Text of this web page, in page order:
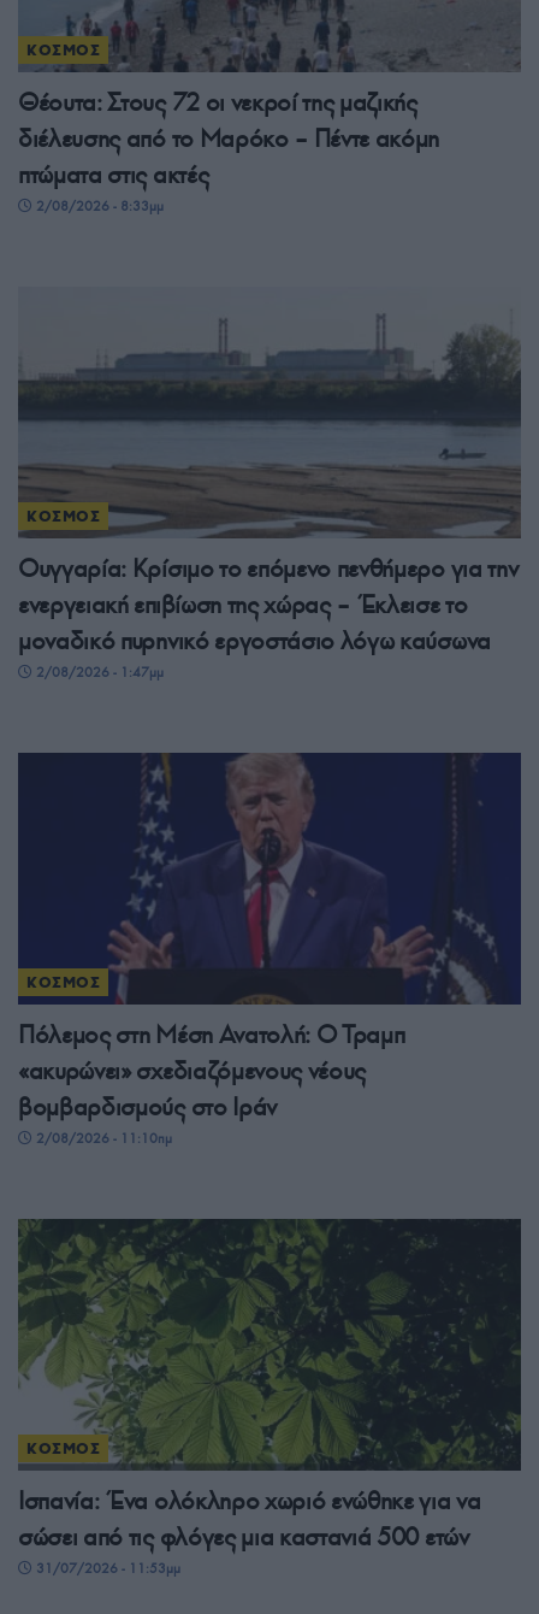
ΚΟΣΜΟΣ
Θέουτα: Στους 72 οι νεκροί της μαζικής
διέλευσης από το Μαρόκο – Πέντε ακόμη
πτώματα στις ακτές
2/08/2026 - 8:33μμ
ΚΟΣΜΟΣ
Ουγγαρία: Κρίσιμο το επόμενο πενθήμερο για την
ενεργειακή επιβίωση της χώρας – Έκλεισε το
μοναδικό πυρηνικό εργοστάσιο λόγω καύσωνα
2/08/2026 - 1:47μμ
ΚΟΣΜΟΣ
Πόλεμος στη Μέση Ανατολή: Ο Τραμπ
«ακυρώνει» σχεδιαζόμενους νέους
βομβαρδισμούς στο Ιράν
2/08/2026 - 11:10πμ
ΚΟΣΜΟΣ
Ισπανία: Ένα ολόκληρο χωριό ενώθηκε για να
σώσει από τις φλόγες μια καστανιά 500 ετών
31/07/2026 - 11:53μμ